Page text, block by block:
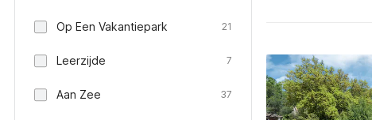
Op Een Vakantiepark 21
Leerzijde 7
Aan Zee 37